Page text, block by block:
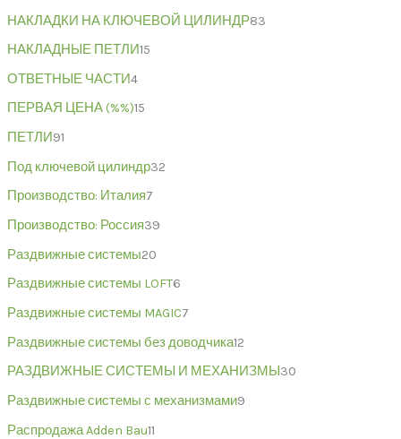
НАКЛАДКИ НА КЛЮЧЕВОЙ ЦИЛИНДР83
НАКЛАДНЫЕ ПЕТЛИ15
ОТВЕТНЫЕ ЧАСТИ4
ПЕРВАЯ ЦЕНА (%%)15
ПЕТЛИ91
Под ключевой цилиндр32
Производство: Италия7
Производство: Россия39
Раздвижные системы20
Раздвижные системы LOFT6
Раздвижные системы MAGIC7
Раздвижные системы без доводчика12
РАЗДВИЖНЫЕ СИСТЕМЫ И МЕХАНИЗМЫ 30
Раздвижные системы с механизмами9
Распродажа Adden Bau11